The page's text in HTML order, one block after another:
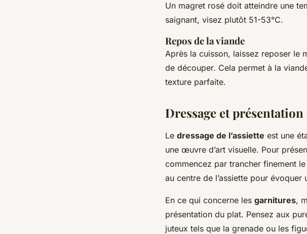
Un magret rosé doit atteindre une
saignant, visez plutôt 51-53°C.
Repos de la viande
Après la cuisson, laissez reposer le
de découper. Cela permet à la
texture parfaite.
Dressage et
Le dressage de l’assiette est une
une œuvre d’art visuelle. Pour
commencez par trancher finement
au centre de l’assiette pour
En ce qui concerne les garnitures,
présentation du plat. Pensez aux
juteux tels que la grenade ou les